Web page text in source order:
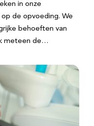
in onze
de opvoeding. We
behoeften van
meteen de…